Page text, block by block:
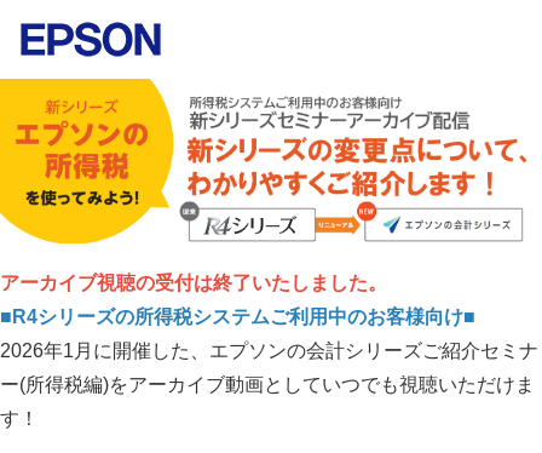
アーカイブ視聴の受付は終了いたしました。
■R4シリーズの所得税システムご利用中のお客様向け■
2026年1月に開催した、エプソンの会計シリーズご紹介セミナ
ー(所得税編)をアーカイブ動画としていつでも視聴いただけま
す！